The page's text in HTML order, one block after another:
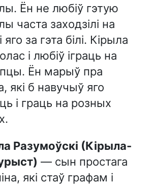
Ён не любіў гэтую
часта заходзілі на
за гэта білі. Кірыла
і любіў іграць на
Ён марыў пра
які б навучыў яго
і граць на розных
— сын простага
які стаў графам і